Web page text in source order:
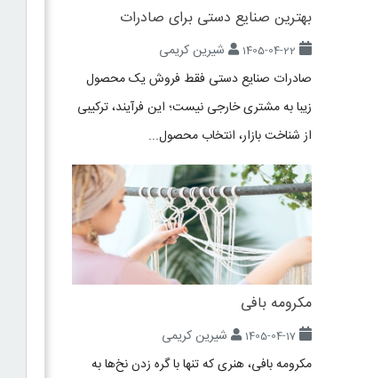
بهترین صنایع دستی برای صادرات
1405-04-22
شیرین کریمی
صادرات صنایع دستی فقط فروش یک محصول
زیبا به مشتری خارجی نیست؛ این فرآیند، ترکیبی
از شناخت بازار، انتخاب محصول...
مکرومه بافی
1405-04-17
شیرین کریمی
مکرومه بافی، هنری که تنها با گره زدن نخ‌ها به